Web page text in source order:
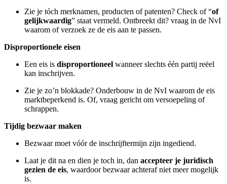
Zie je tóch merknamen, producten of patenten? Check of “of
gelijkwaardig” staat vermeld. Ontbreekt dit? vraag in de NvI
waarom of verzoek ze de eis aan te passen.
Disproportionele eisen
Een eis is disproportioneel wanneer slechts één partij reëel
kan inschrijven.
Zie je zo’n blokkade? Onderbouw in de NvI waarom de eis
marktbeperkend is. Of, vraag gericht om versoepeling of
schrappen.
Tijdig bezwaar maken
Bezwaar moet vóór de inschrijftermijn zijn ingediend.
Laat je dit na en dien je toch in, dan accepteer je juridisch
gezien de eis, waardoor bezwaar achteraf niet meer mogelijk
is.